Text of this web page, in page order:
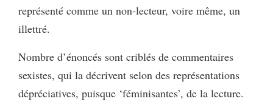
représenté comme un non-lecteur, voire même, un
illettré.
Nombre d’énoncés sont criblés de commentaires
sexistes, qui la décrivent selon des représentations
dépréciatives, puisque ‘féminisantes’, de la lecture.